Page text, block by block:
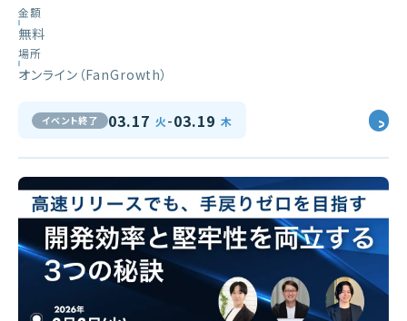
金額
無料
場所
オンライン（FanGrowth）
イベント終了 03.17 火-03.19 木